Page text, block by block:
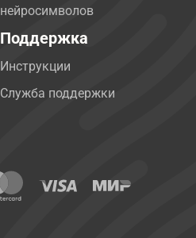
нейросимволов
Поддержка
Инструкции
Служба поддержки